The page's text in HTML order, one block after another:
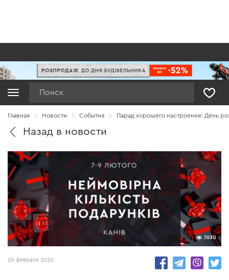
Главная Новости Cобытия Парад хорошего настроения: День
Назад в новости
7630
05 февраля 2020